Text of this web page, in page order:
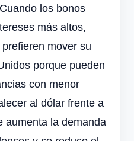
los bonos
más altos,
mover su
porque pueden
con menor
al dólar frente a
aumenta la demanda